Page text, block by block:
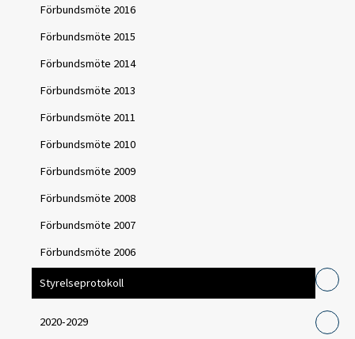
Förbundsmöte 2016
Förbundsmöte 2015
Förbundsmöte 2014
Förbundsmöte 2013
Förbundsmöte 2011
Förbundsmöte 2010
Förbundsmöte 2009
Förbundsmöte 2008
Förbundsmöte 2007
Förbundsmöte 2006
Styrelseprotokoll
2020-2029